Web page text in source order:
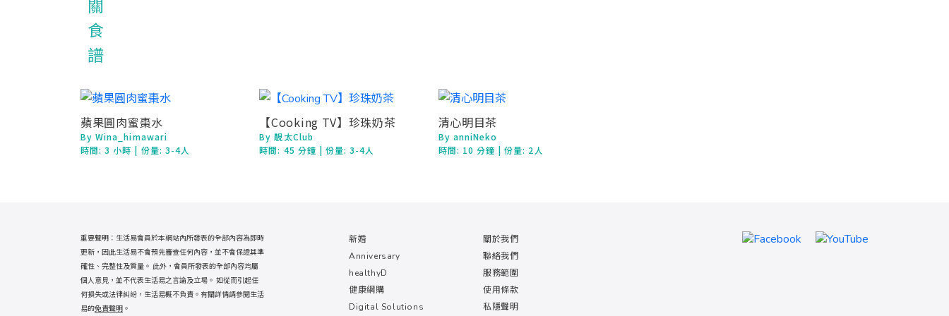
蘋果圓肉蜜棗水
By Wina_himawari
時間:3 小時 | 份量: 3-4人
【Cooking TV】珍珠奶茶
By 靚太Club
時間: 45 分鐘 | 份量: 3-4人
清心明目茶
By anniNeko
時間: 10 分鐘 | 份量: 2人
新婚
Anniversary
healthyD
健康網購
Digital Solutions
關於我們
聯絡我們
服務範圍
使用條款
私隱聲明
重要聲明：生活易會員於本網站內所發表的全部內容為即時
更新，因此生活易不會預先審查任何內容，並不會保證其準
確性、完整性及質量。 此外，會員所發表的全部內容均屬
個人意見，並不代表生活易之言論及立場。 如從而引起任
何損失或法律糾紛，生活易概不負責。有關詳情請參閱生活
易的免責聲明 。